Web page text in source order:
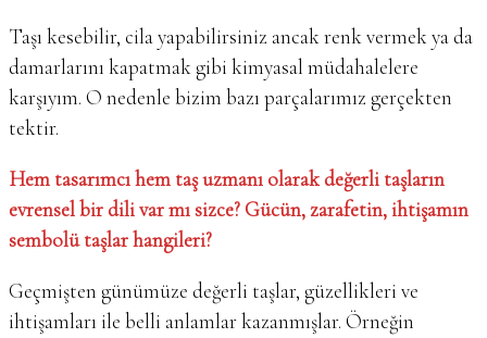
Taşı kesebilir, cila yapabilirsiniz ancak renk vermek ya da
damarlarını kapatmak gibi kimyasal müdahalelere
karşıyım. O nedenle bizim bazı parçalarımız gerçekten
tektir.
Hem tasarımcı hem taş uzmanı olarak değerli taşların
evrensel bir dili var mı sizce? Gücün, zarafetin, ihtişamın
sembolü taşlar hangileri?
Geçmişten günümüze değerli taşlar, güzellikleri ve
ihtişamları ile belli anlamlar kazanmışlar. Örneğin